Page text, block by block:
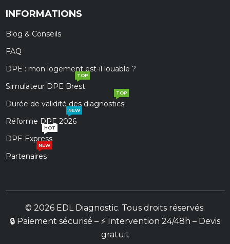
INFORMATIONS
Blog & Conseils
FAQ
DPE : mon logement est-il louable ?
Simulateur DPE Brest
TOP
Durée de validité des diagnostics
TOP
Réforme DPE 2026
NEW
DPE Express
HOT
Partenaires
NEW
© 2026 EDL Diagnostic. Tous droits réservés.
🔒 Paiement sécurisé – ⚡ Intervention 24/48h – Devis
gratuit